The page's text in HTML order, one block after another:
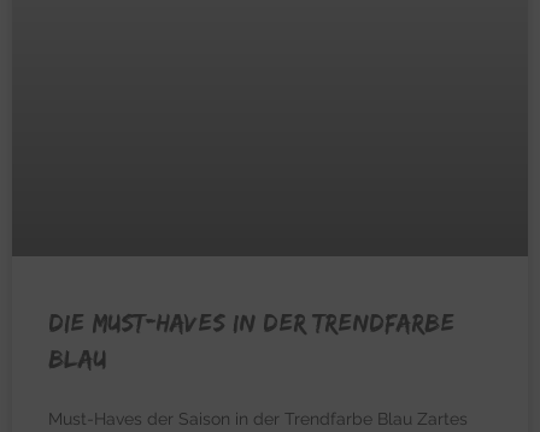
Die Must-Haves in der Trendfarbe
Blau
Must-Haves der Saison in der Trendfarbe Blau Zartes